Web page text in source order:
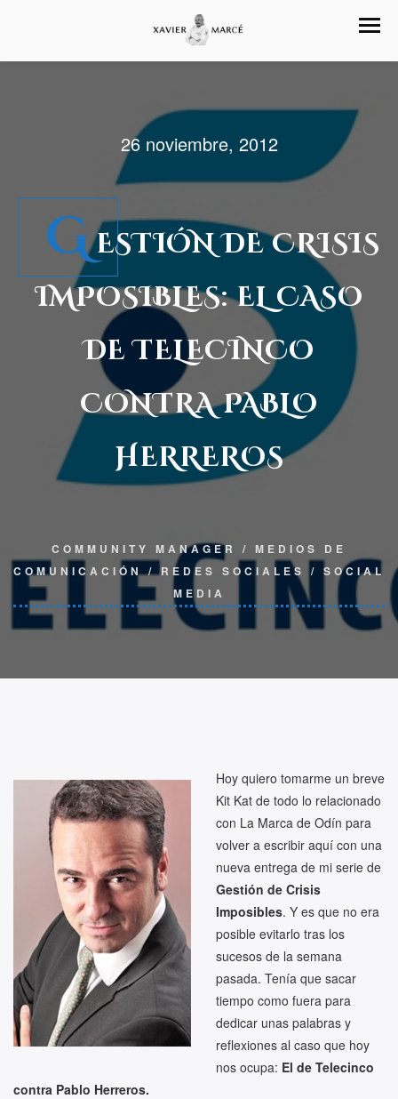
26 noviembre, 2012
GESTIÓN DE CRISIS
IMPOSIBLES: EL CASO
DE TELECINCO
CONTRA PABLO
HERREROS
COMMUNITY MANAGER / MEDIOS DE
COMUNICACIÓN/REDES SOCIALES / SOCIAL
MEDIA
Hoy quiero tomarme un breve
Kit Kat de todo lo relacionado
con La Marca de Odín para
volver a escribir aquí con una
nueva entrega de mi serie de
Gestión de Crisis
Imposibles. Y es que no era
posible evitarlo tras los
sucesos de la semana
pasada. Tenía que sacar
tiempo como fuera para
dedicar unas palabras y
reflexiones al caso que hoy
nos ocupa: El de Telecinco
contra Pablo Herreros.